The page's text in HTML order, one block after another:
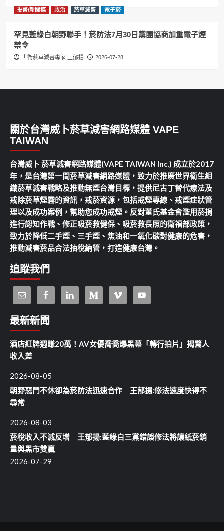
投書/新聞稿 政治 菸草減害 電子菸
罕見藍綠白朝野聯手！菸防法7月30日黨團協商加重電子煙
禁令
世衛菸草減害專家 王郁揚 2026-07-28
關於台灣威卜菸草減害網路媒體 VAPE
TAIWAN
台灣威卜 菸草減害網路媒體(VAPE TAIWAN Inc.) 成立於2017
年，是台灣第一間菸草減害網路媒體，致力於推廣世界衛生組
織菸草減害戰略及推動無煙台灣目標，提供尼古丁替代療法及
戒除菸草煙霧的資訊，戒菸資源，包括戒煙專線、戒煙症狀管
理以及成功案例，幫助您成功戒煙。反對董氏基金會濫用菸捐
進行認知作戰、修正吸菸救健保、吸菸救長照的衛福部政策，
致力於降低二手煙、三手煙、焦油和一氧化碳對健康的危害，
推動減害菸品合法抽稅納管，打造健康台灣。
追蹤我們
最新新聞
酒店紅牌週賺20萬！AV女優喬喬爆黑幕「轉行拍片」揭驚人
收入差
2026-08-05
朝野惡鬥不休卻為菸防法迅速合作 王郁揚:修法速度快得不
尋常
2026-08-03
菸稅收入不減反增 王郁揚:藍綠白三黨錯誤修法將讓紙菸銷
量與黑市雙贏
2026-07-29